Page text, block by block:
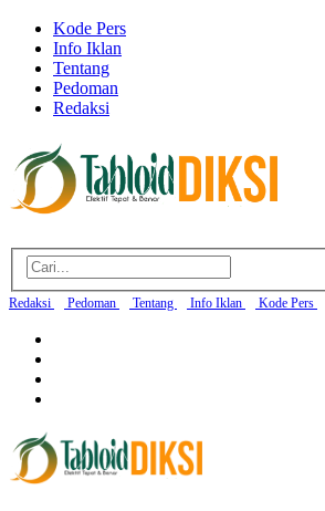
Kode Pers
Info Iklan
Tentang
Pedoman
Redaksi
Redaksi Pedoman Tentang Info Iklan Kode Pers